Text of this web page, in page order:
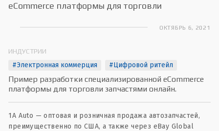
eCommerce платформы для торговли
ОКТЯБРЬ 6, 2021
ИНДУСТРИИ
#Электронная коммерция #Цифровой ритейл
Пример разработки специализированной eCommerce
платформы для торговли запчастями онлайн.
1A Auto — оптовая и розничная продажа автозапчастей,
преимущественно по США, а также через eBay Global